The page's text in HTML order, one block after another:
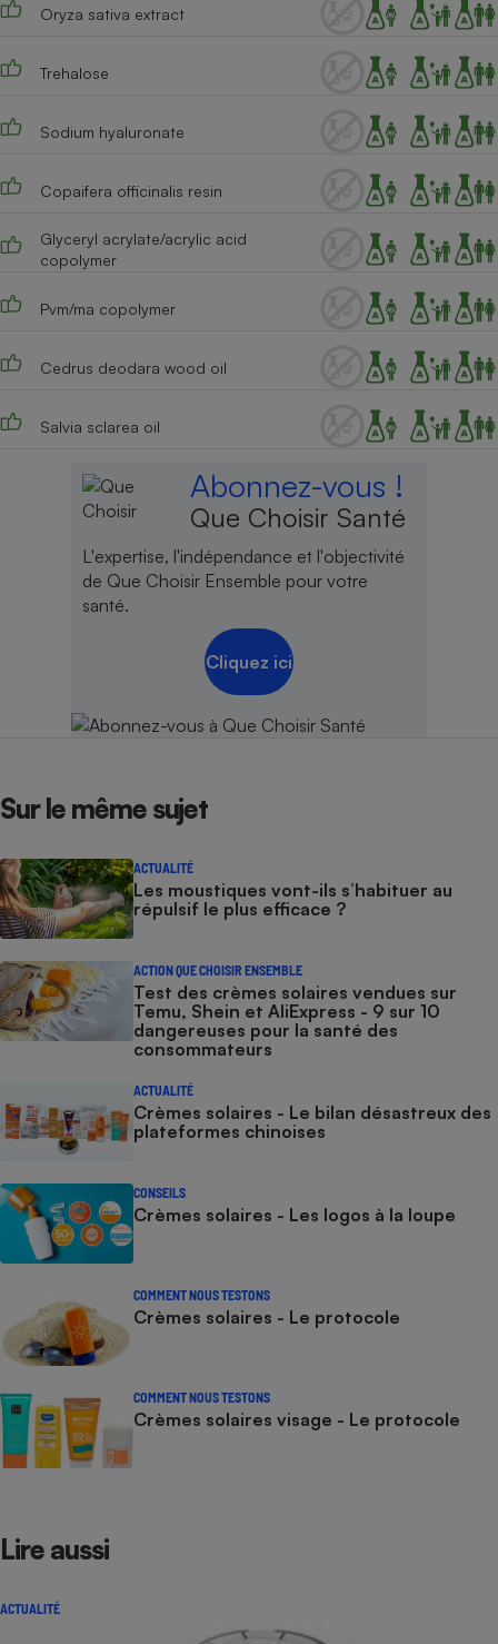
Oryza sativa extract
Trehalose
Sodium hyaluronate
Copaifera officinalis resin
Glyceryl acrylate/acrylic acid
copolymer
Pvm/ma copolymer
Cedrus deodara wood oil
Salvia sclarea oil
Abonnez-vous !
Que Choisir Santé
L'expertise, l'indépendance et l'objectivité
de Que Choisir Ensemble pour votre
santé.
Cliquez ici
Sur le même sujet
ACTUALITÉ
Les moustiques vont-ils s’habituer au
répulsif le plus efficace ?
ACTION QUE CHOISIR ENSEMBLE
Test des crèmes solaires vendues sur
Temu, Shein et AliExpress - 9 sur 10
dangereuses pour la santé des
consommateurs
ACTUALITÉ
Crèmes solaires - Le bilan désastreux des
plateformes chinoises
CONSEILS
Crèmes solaires - Les logos à la loupe
COMMENT NOUS TESTONS
Crèmes solaires - Le protocole
COMMENT NOUS TESTONS
Crèmes solaires visage - Le protocole
Lire aussi
ACTUALITÉ